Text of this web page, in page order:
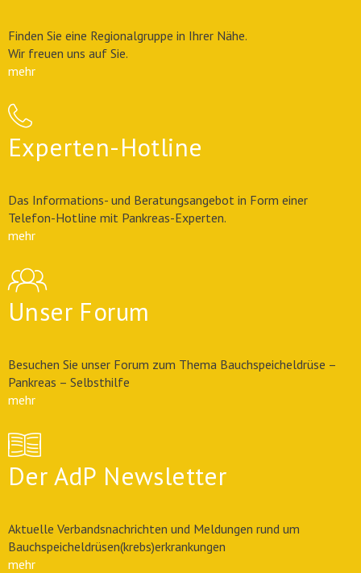
Finden Sie eine Regionalgruppe in Ihrer Nähe.
Wir freuen uns auf Sie.
mehr
Experten-Hotline
Das Informations- und Beratungsangebot in Form einer
Telefon-Hotline mit Pankreas-Experten.
mehr
Unser Forum
Besuchen Sie unser Forum zum Thema Bauchspeicheldrüse –
Pankreas – Selbsthilfe
mehr
Der AdP Newsletter
Aktuelle Verbandsnachrichten und Meldungen rund um
Bauchspeicheldrüsen(krebs)erkrankungen
mehr